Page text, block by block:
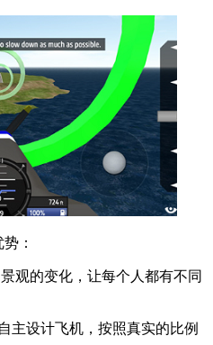
：
观的变化，让每个人都有不同
主设计飞机，按照真实的比例